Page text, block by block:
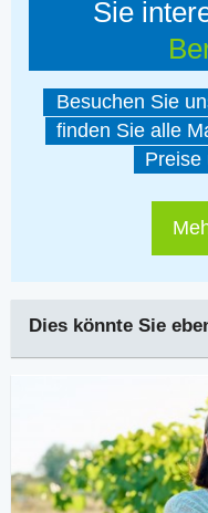
Sie
Besuchen Sie
finden Sie alle
Preise
Dies könnte Sie